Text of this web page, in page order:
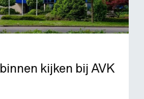
kijken bij AVK